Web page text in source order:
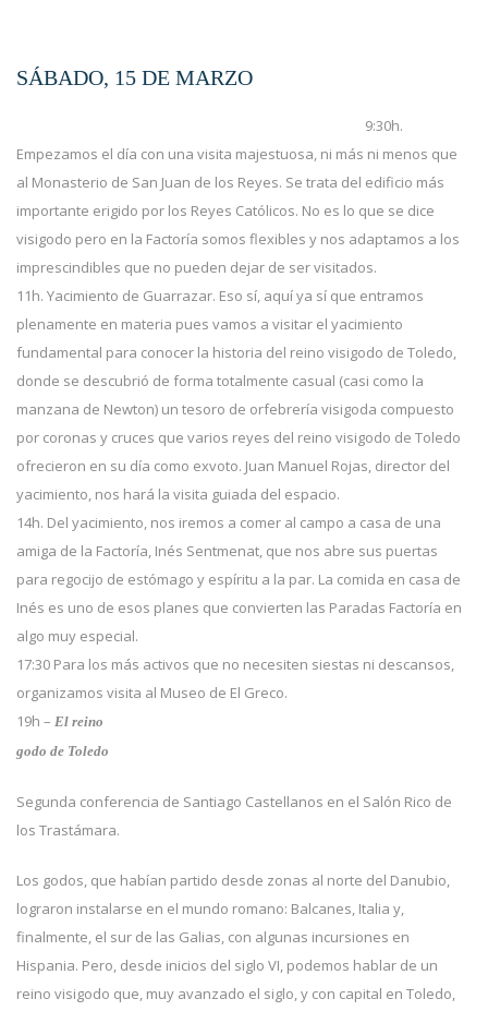
SÁBADO, 15 DE MARZO
9:30h.
Empezamos el día con una visita majestuosa, ni más ni menos que
al Monasterio de San Juan de los Reyes. Se trata del edificio más
importante erigido por los Reyes Católicos. No es lo que se dice
visigodo pero en la Factoría somos flexibles y nos adaptamos a los
imprescindibles que no pueden dejar de ser visitados.
11h. Yacimiento de Guarrazar. Eso sí, aquí ya sí que entramos
plenamente en materia pues vamos a visitar el yacimiento
fundamental para conocer la historia del reino visigodo de Toledo,
donde se descubrió de forma totalmente casual (casi como la
manzana de Newton) un tesoro de orfebrería visigoda compuesto
por coronas y cruces que varios reyes del reino visigodo de Toledo
ofrecieron en su día como exvoto. Juan Manuel Rojas, director del
yacimiento, nos hará la visita guiada del espacio.
14h. Del yacimiento, nos iremos a comer al campo a casa de una
amiga de la Factoría, Inés Sentmenat, que nos abre sus puertas
para regocijo de estómago y espíritu a la par. La comida en casa de
Inés es uno de esos planes que convierten las Paradas Factoría en
algo muy especial.
17:30 Para los más activos que no necesiten siestas ni descansos,
organizamos visita al Museo de El Greco.
19h – El reino
godo de Toledo
Segunda conferencia de Santiago Castellanos en el Salón Rico de
los Trastámara.
Los godos, que habían partido desde zonas al norte del Danubio,
lograron instalarse en el mundo romano: Balcanes, Italia y,
finalmente, el sur de las Galias, con algunas incursiones en
Hispania. Pero, desde inicios del siglo VI, podemos hablar de un
reino visigodo que, muy avanzado el siglo, y con capital en Toledo,